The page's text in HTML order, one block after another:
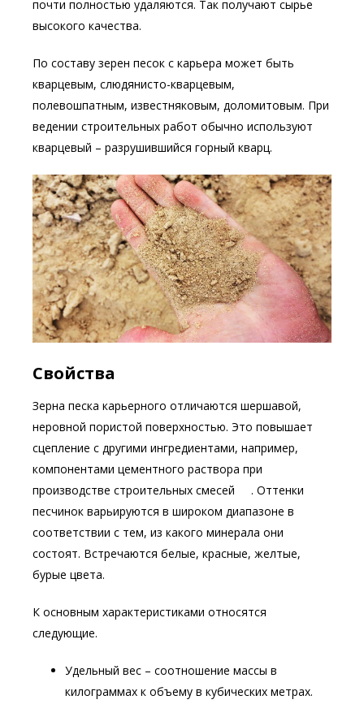
почти полностью удаляются. Так получают сырье
высокого качества.
По составу зерен песок с карьера может быть
кварцевым, слюдянисто-кварцевым,
полевошпатным, известняковым, доломитовым. При
ведении строительных работ обычно используют
кварцевый – разрушившийся горный кварц.
Свойства
Зерна песка карьерного отличаются шершавой,
неровной пористой поверхностью. Это повышает
сцепление с другими ингредиентами, например,
компонентами цементного раствора при
производстве строительных смесей . Оттенки
песчинок варьируются в широком диапазоне в
соответствии с тем, из какого минерала они
состоят. Встречаются белые, красные, желтые,
бурые цвета.
К основным характеристиками относятся
следующие.
Удельный вес – соотношение массы в
килограммах к объему в кубических метрах.